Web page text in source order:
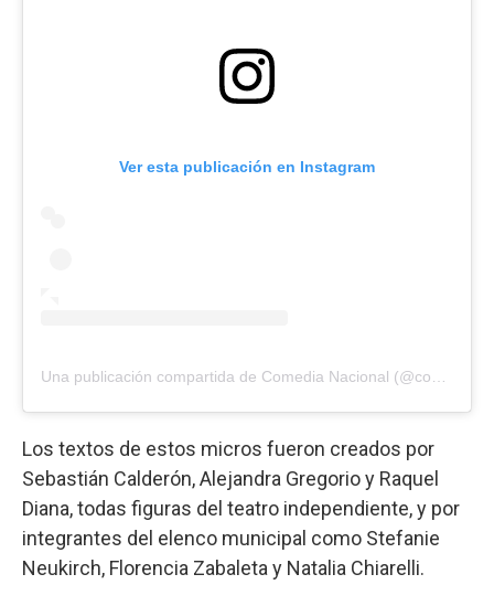
Ver esta publicación en Instagram
Los textos de estos micros fueron creados por
Sebastián Calderón, Alejandra Gregorio y Raquel
Diana, todas figuras del teatro independiente, y por
integrantes del elenco municipal como Stefanie
Neukirch, Florencia Zabaleta y Natalia Chiarelli.